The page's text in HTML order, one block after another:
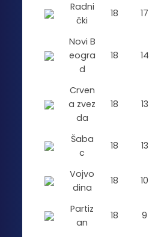
Radni
čki
18 17
Novi B
eogra
d
18 14
Crven
a zvez
da
18 13
Šaba
c
18 13
Vojvo
dina
18 10
Partiz
an
18 9